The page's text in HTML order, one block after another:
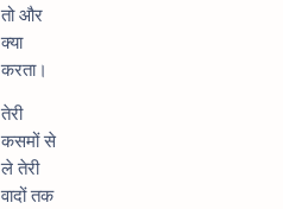
तो और
क्या
करता।
तेरी
कसमों से
ले तेरी
वादों तक